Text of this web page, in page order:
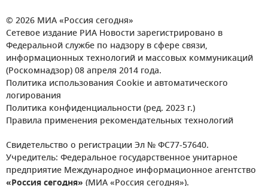
© 2026 МИА «Россия сегодня»
Сетевое издание РИА Новости зарегистрировано в
Федеральной службе по надзору в сфере связи,
информационных технологий и массовых коммуникаций
(Роскомнадзор) 08 апреля 2014 года.
Политика использования Cookie и автоматического
логирования
Политика конфиденциальности (ред. 2023 г.)
Правила применения рекомендательных технологий
Свидетельство о регистрации Эл № ФС77-57640.
Учредитель: Федеральное государственное унитарное
предприятие Международное информационное агентство